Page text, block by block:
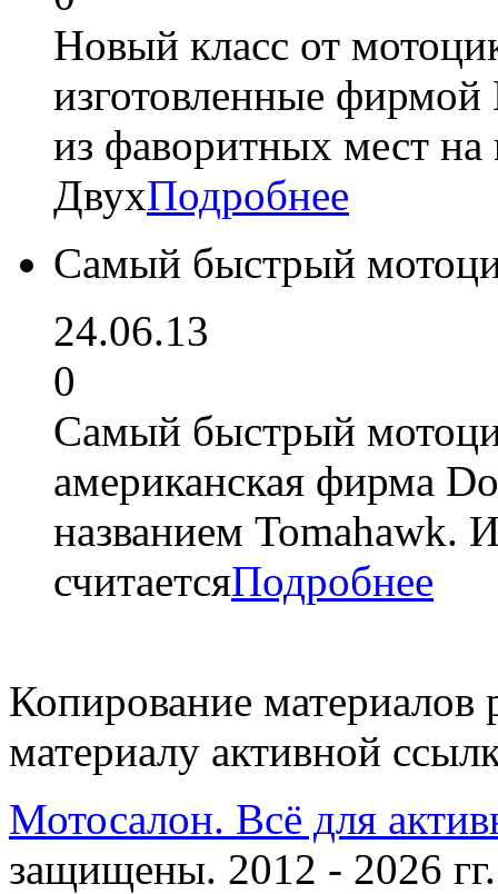
Новый класс от
изготовленные
из фаворитных мест
ДвухПодробнее
Самый быстрый
24.06.13
0
Самый быстрый
американская фирма
названием Tomahawk.
считаетсяПодробнее
Копирование материалов
материалу активной
Мотосалон. Всё для
защищены. 2012 - 2026 гг.